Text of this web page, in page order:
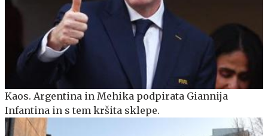
Kaos. Argentina in Mehika podpirata Giannija
Infantina in s tem kršita sklepe.